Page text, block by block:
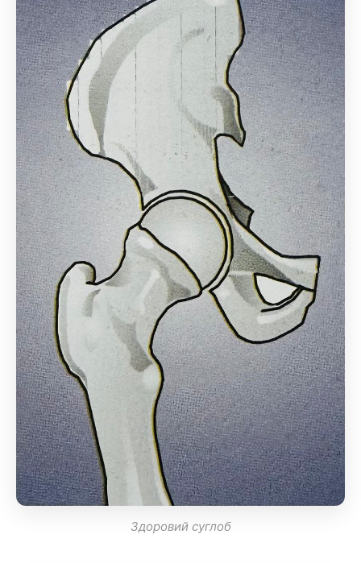
Здоровий суглоб